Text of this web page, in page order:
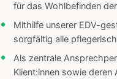
für das Wohlbefinden
Mithilfe unserer EDV-
sorgfältig alle
Als zentrale
Klient:innen sowie